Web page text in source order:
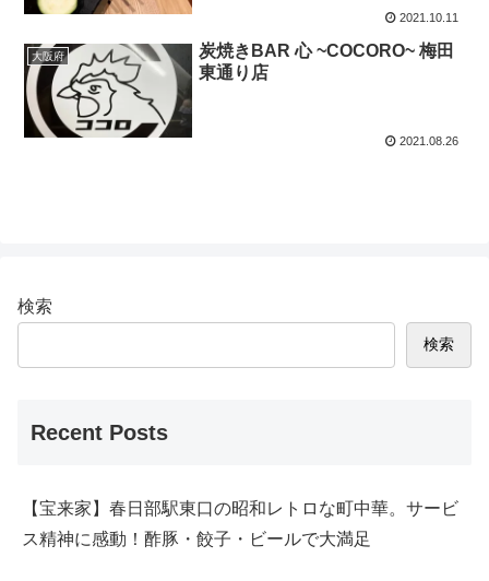
2021.10.11
大阪府
炭焼きBAR 心 ~COCORO~ 梅田
東通り店
2021.08.26
検索
検索
Recent Posts
【宝来家】春日部駅東口の昭和レトロな町中華。サービ
ス精神に感動！酢豚・餃子・ビールで大満足